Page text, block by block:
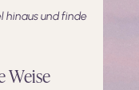
hinaus und finde
Weise